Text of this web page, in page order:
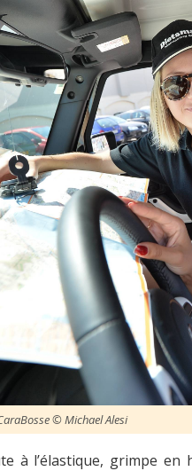
© Michael Alesi
à l’élastique, grimpe